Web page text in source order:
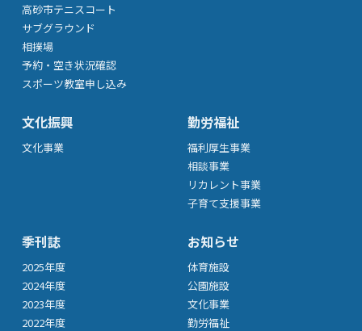
高砂市テニスコート
サブグラウンド
相撲場
予約・空き状況確認
スポーツ教室申し込み
文化振興
文化事業
勤労福祉
福利厚生事業
相談事業
リカレント事業
子育て支援事業
季刊誌
2025年度
2024年度
2023年度
2022年度
お知らせ
体育施設
公園施設
文化事業
勤労福祉